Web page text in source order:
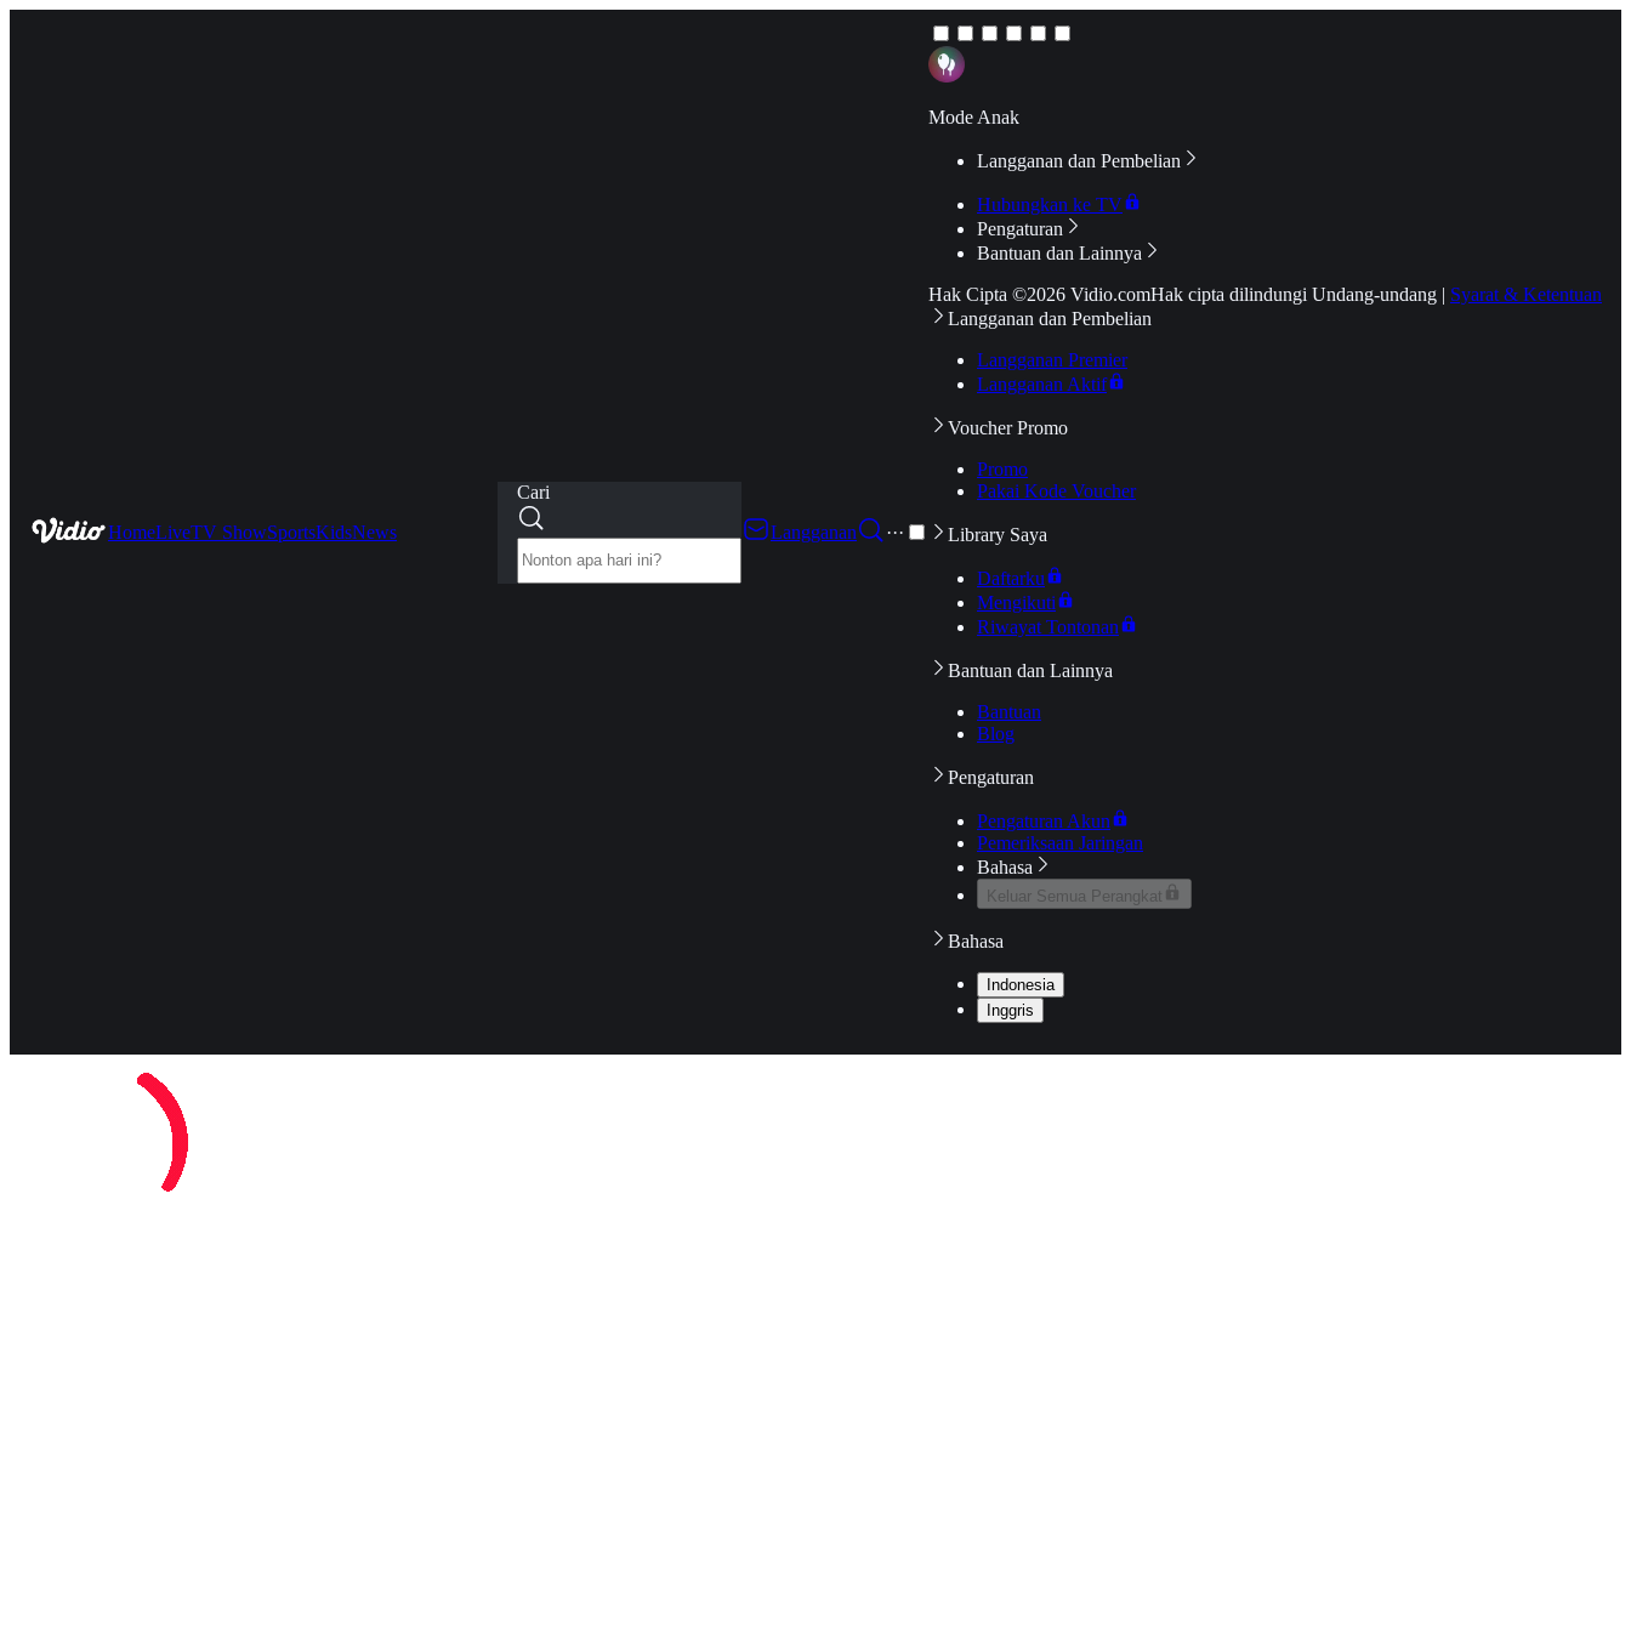
HomeLiveTV ShowSportsKidsNews
Cari
Langganan
···
Mode Anak
Langganan dan Pembelian
Hubungkan ke TV
Pengaturan
Bantuan dan Lainnya
Hak Cipta ©2026 Vidio.comHak cipta dilindungi Undang-undang | Syarat & Ketentuan
Langganan dan Pembelian
Langganan Premier
Langganan Aktif
Voucher Promo
Promo
Pakai Kode Voucher
Library Saya
Daftarku
Mengikuti
Riwayat Tontonan
Bantuan dan Lainnya
Bantuan
Blog
Pengaturan
Pengaturan Akun
Pemeriksaan Jaringan
Bahasa
Keluar Semua Perangkat
Bahasa
Indonesia
Inggris